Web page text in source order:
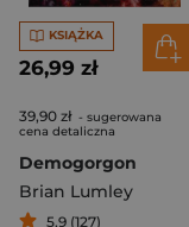
KSIĄŻKA
26,99 zł
39,90 zł - sugerowana
cena detaliczna
Demogorgon
Brian Lumley
5,9 (127)